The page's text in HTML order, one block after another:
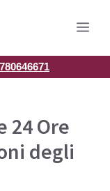
24 Ore
degli